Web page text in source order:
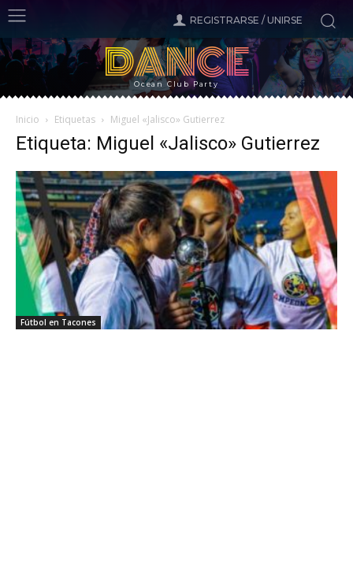
REGISTRARSE / UNIRSE
DANCE
Ocean Club Party
Inicio Etiquetas Miguel «Jalisco» Gutierrez
Etiqueta: Miguel «Jalisco» Gutierrez
Fútbol en Tacones